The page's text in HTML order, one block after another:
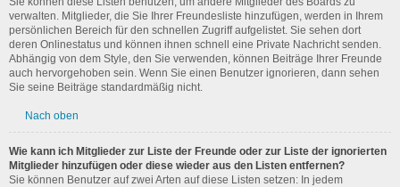
verwalten. Mitglieder, die Sie Ihrer Freundesliste hinzufügen, werden in Ihrem
persönlichen Bereich für den schnellen Zugriff aufgelistet. Sie sehen dort
deren Onlinestatus und können ihnen schnell eine Private Nachricht senden.
Abhängig von dem Style, den Sie verwenden, können Beiträge Ihrer Freunde
auch hervorgehoben sein. Wenn Sie einen Benutzer ignorieren, dann sehen
Sie seine Beiträge standardmäßig nicht.
Nach oben
Wie kann ich Mitglieder zur Liste der Freunde oder zur Liste der ignorierten
Mitglieder hinzufügen oder diese wieder aus den Listen entfernen?
Sie können Benutzer auf zwei Arten auf diese Listen setzen: In jedem